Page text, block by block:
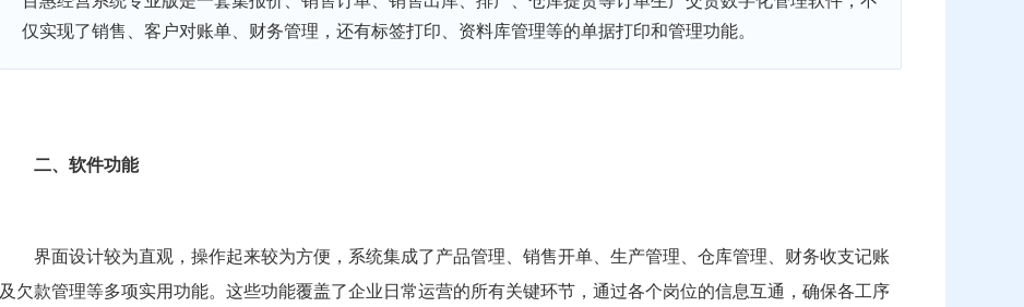
仅实现了销售、客户对账单、财务管理，还有标签打印、资料库管理等的单据打印和管理功能。
二、软件功能
界面设计较为直观，操作起来较为方便，系统集成了产品管理、销售开单、生产管理、仓库管理、财务收支记账
及欠款管理等多项实用功能。这些功能覆盖了企业日常运营的所有关键环节，通过各个岗位的信息互通，确保各工序